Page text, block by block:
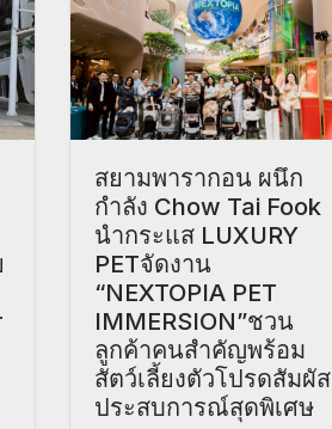
สยามพารากอน ผนึก
กำลัง Chow Tai Fook
นำกระแส LUXURY
PETจัดงาน
“NEXTOPIA PET
IMMERSION”ชวน
ลูกค้าคนสำคัญพร้อม
สัตว์เลี้ยงตัวโปรดสัมผัส
ประสบการณ์สุดพิเศษ